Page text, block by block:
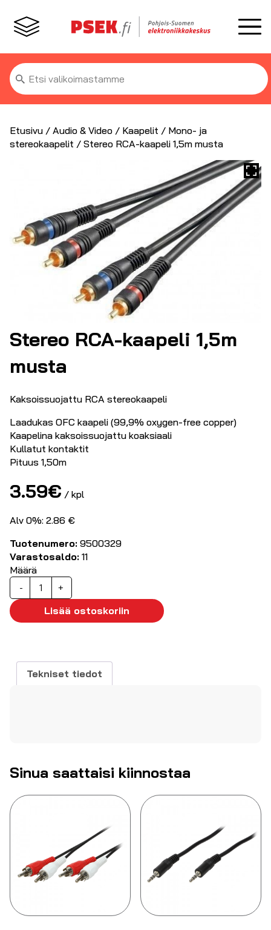
Etsi:
Etusivu / Audio & Video / Kaapelit / Mono- ja
stereokaapelit / Stereo RCA-kaapeli 1,5m musta
Stereo RCA-kaapeli 1,5m
musta
Kaksoissuojattu RCA stereokaapeli
Laadukas OFC kaapeli (99,9% oxygen-free copper)
Kaapelina kaksoissuojattu koaksiaali
Kullatut kontaktit
Pituus 1,50m
3.59€ / kpl
Alv 0%: 2.86 €
Tuotenumero: 9500329
Varastosaldo: 11
Määrä
-
Stereo
RCA-
kaapeli
1,5m
+
Lisää ostoskoriin
Tekniset tiedot
Sinua saattaisi kiinnostaa